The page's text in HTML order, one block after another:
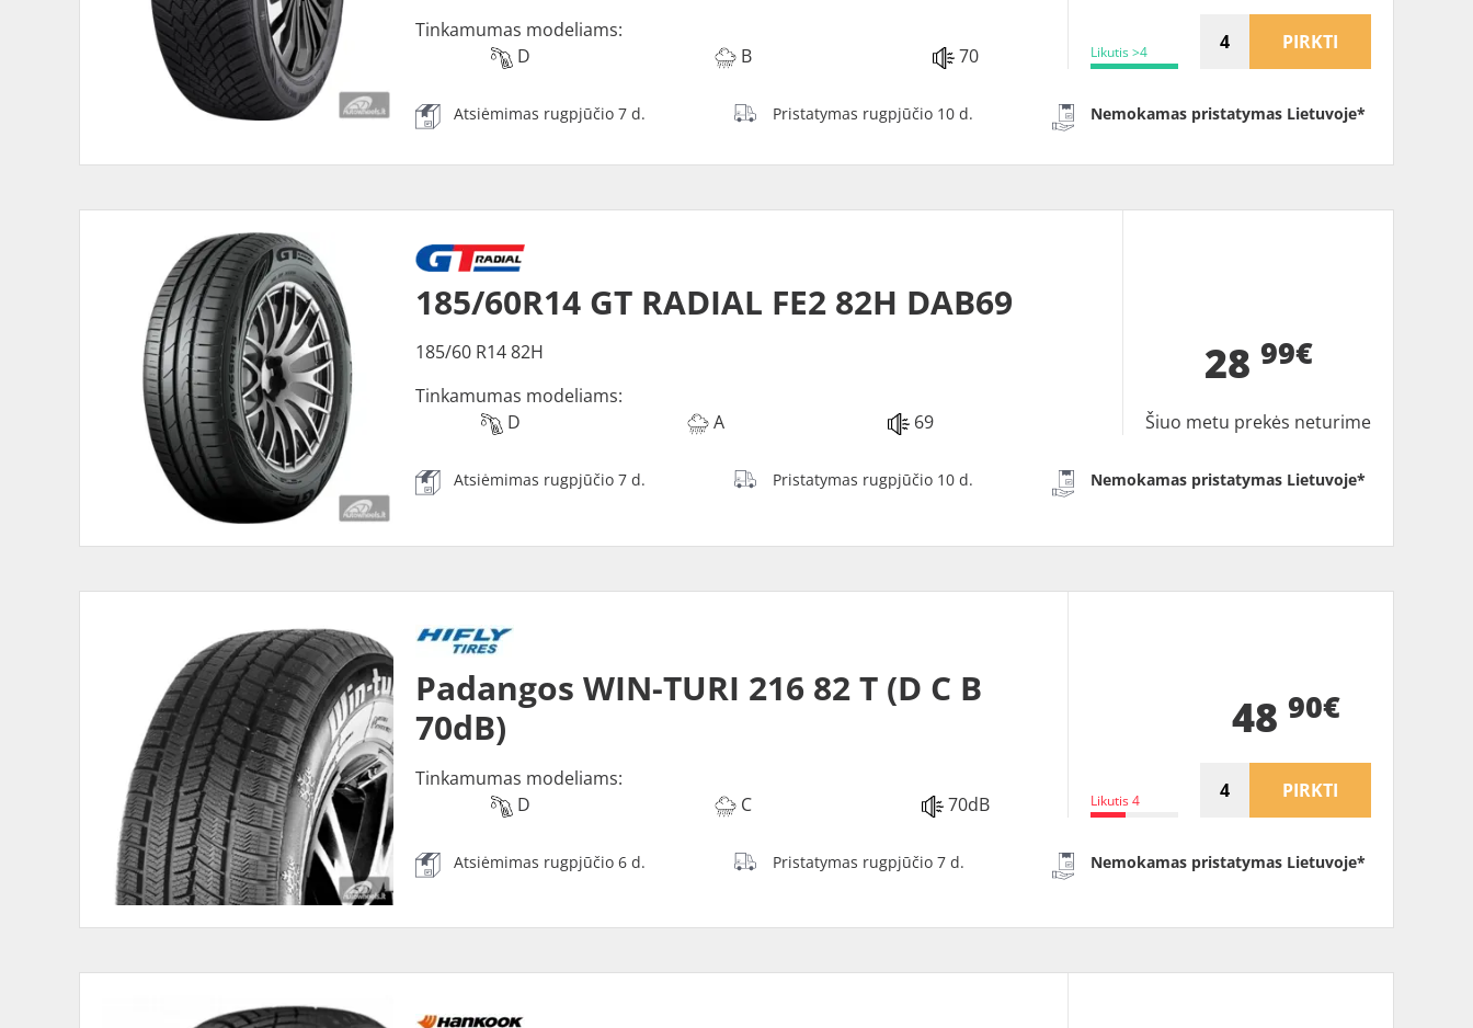
Tinkamumas modeliams:
D
B 70 Likutis >4 PIRKTI
Atsiėmimas rugpjūčio 7 d. Pristatymas rugpjūčio 10 d. Nemokamas pristatymas Lietuvoje*
185/60R14 GT RADIAL FE2 82H DAB69
185/60 R14 82H
Tinkamumas modeliams:
D
A 69
28 99€
Šiuo metu prekės neturime
Atsiėmimas rugpjūčio 7 d. Pristatymas rugpjūčio 10 d. Nemokamas pristatymas Lietuvoje*
Padangos WIN-TURI 216 82 T (D C B
70dB)
Tinkamumas modeliams:
D
C 70dB Likutis 4
48 90€
PIRKTI
Atsiėmimas rugpjūčio 6 d. Pristatymas rugpjūčio 7 d. Nemokamas pristatymas Lietuvoje*